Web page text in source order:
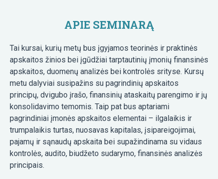
APIE SEMINARĄ
Tai kursai, kurių metų bus įgyjamos teorinės ir praktinės
apskaitos žinios bei įgūdžiai tarptautinių įmonių finansinės
apskaitos, duomenų analizės bei kontrolės srityse. Kursų
metu dalyviai susipažins su pagrindinių apskaitos
principų, dvigubo įrašo, finansinių ataskaitų parengimo ir jų
konsolidavimo temomis. Taip pat bus aptariami
pagrindiniai įmonės apskaitos elementai – ilgalaikis ir
trumpalaikis turtas, nuosavas kapitalas, įsipareigojimai,
pajamų ir sąnaudų apskaita bei supažindinama su vidaus
kontrolės, audito, biudžeto sudarymo, finansinės analizės
principais.